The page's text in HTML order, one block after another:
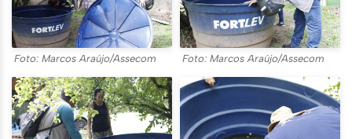
Foto: Marcos Araújo/Assecom Foto: Marcos Araújo/Assecom